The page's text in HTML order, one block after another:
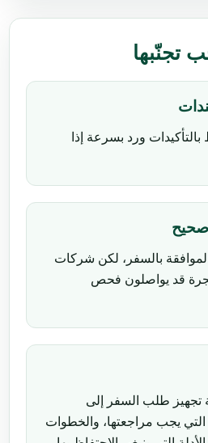
تجنّبها
ورد بسرعة إذا
بالسفر، لكن شركات
قد يواصلون فحص
تجهيز طلب السفر إلى
التي يجب مراجعتها، والخطوات